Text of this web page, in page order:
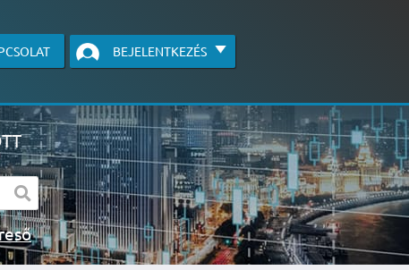
BEJELENTKEZÉS
kereső